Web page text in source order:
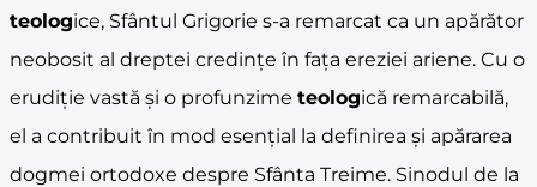
teologice, Sfântul Grigorie s-a remarcat ca un apărător
neobosit al dreptei credințe în fața ereziei ariene. Cu o
erudiție vastă și o profunzime teologică remarcabilă,
el a contribuit în mod esențial la definirea și apărarea
dogmei ortodoxe despre Sfânta Treime. Sinodul de la